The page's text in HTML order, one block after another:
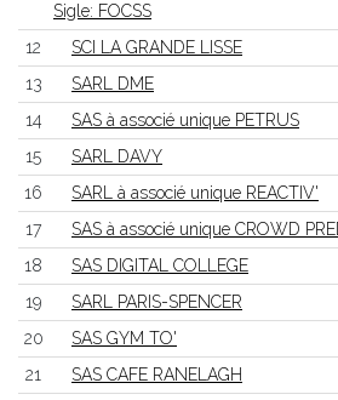
Sigle: FOCSS
12
SCI LA GRANDE LISSE
13
SARL DME
14
SAS à associé unique PETRUS
15
SARL DAVY
16
SARL à associé unique REACTIV'
17
SAS à associé unique CROWD
18
SAS DIGITAL COLLEGE
19
SARL PARIS-SPENCER
20
SAS GYM TO'
21
SAS CAFE RANELAGH